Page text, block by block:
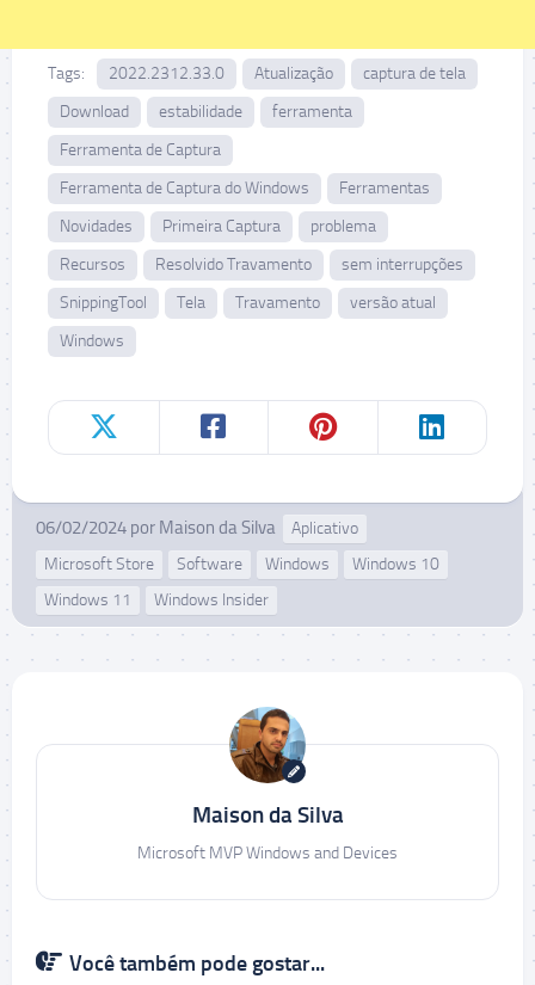
Tags: 2022.2312.33.0 Atualização
captura de tela
Download
estabilidade
ferramenta
Ferramenta de Captura
Ferramenta de Captura do Windows
Ferramentas
Novidades
Primeira Captura
problema
Recursos
Resolvido Travamento
sem interrupções
SnippingTool
Tela Travamento
versão atual
Windows
06/02/2024 por Maison da Silva
Aplicativo
Microsoft Store
Software Windows
Windows 10
Windows 11
Windows Insider
Maison da Silva
Microsoft MVP Windows and Devices
Você também pode gostar...